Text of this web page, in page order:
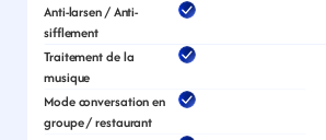
Anti-larsen / Anti-
sifflement
Traitement de la
musique
Mode conversation en
groupe / restaurant